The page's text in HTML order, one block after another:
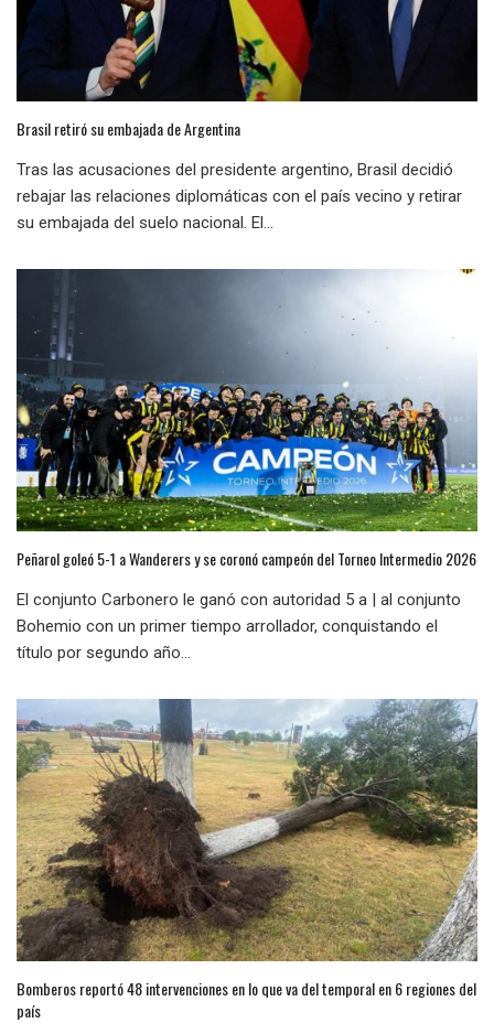
Brasil retiró su embajada de Argentina
Tras las acusaciones del presidente argentino, Brasil decidió
rebajar las relaciones diplomáticas con el país vecino y retirar
su embajada del suelo nacional. El...
Peñarol goleó 5-1 a Wanderers y se coronó campeón del Torneo Intermedio 2026
El conjunto Carbonero le ganó con autoridad 5 a | al conjunto
Bohemio con un primer tiempo arrollador, conquistando el
título por segundo año...
Bomberos reportó 48 intervenciones en lo que va del temporal en 6 regiones del
país